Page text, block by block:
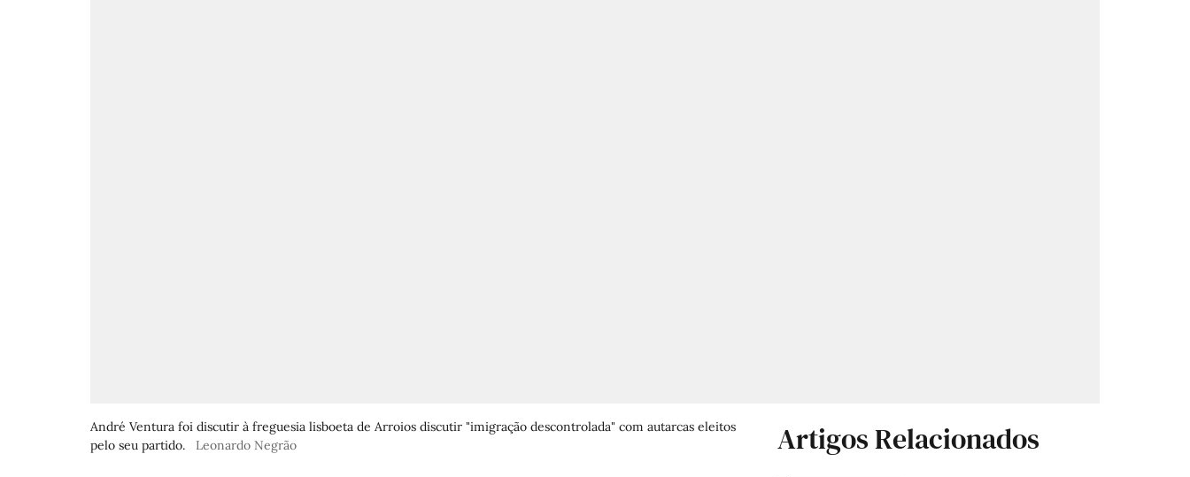
André Ventura foi discutir à freguesia lisboeta de Arroios discutir "imigração descontrolada" com autarcas eleitos
pelo seu partido.
Leonardo Negrão Artigos Relacionados